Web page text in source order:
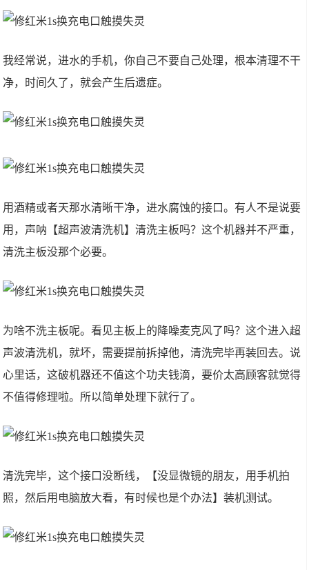
我经常说，进水的手机，你自己不要自己处理，根本清理不干
净，时间久了，就会产生后遗症。
用酒精或者天那水清晰干净，进水腐蚀的接口。有人不是说要
用，声呐【超声波清洗机】清洗主板吗？这个机器并不严重，
清洗主板没那个必要。
为啥不洗主板呢。看见主板上的降噪麦克风了吗？这个进入超
声波清洗机，就坏，需要提前拆掉他，清洗完毕再装回去。说
心里话，这破机器还不值这个功夫钱滴，要价太高顾客就觉得
不值得修理啦。所以简单处理下就行了。
清洗完毕，这个接口没断线，【没显微镜的朋友，用手机拍
照，然后用电脑放大看，有时候也是个办法】装机测试。